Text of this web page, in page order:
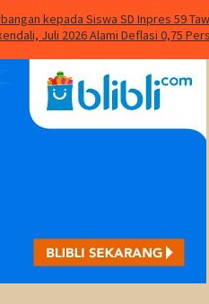
kepada Siswa SD Inpres 59
Juli 2026 Alami Deflasi 0,75